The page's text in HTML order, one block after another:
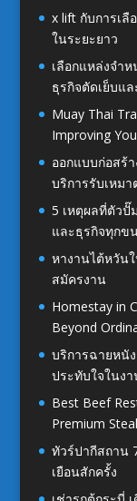
x lift กับการเ
ในระยะยาว
เลือกแหล่งจำ
ธุรกิจตัดเย็บแ
Muay Thai
Improving
ออกแบบก่อสร้
บริการรับเหมา
5 เหตุผลที่ตัว
และธุรกิจทุกข
หางานไต้หวัน
สมัครงาน
Homestay in
Beyond
บริการฉายหนั
ประทับใจในง
Best Beef
Premium
ทัวร์ปากีสถาน
เยือนสักครั้ง